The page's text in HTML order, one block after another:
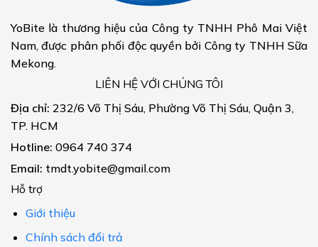
YoBite là thương hiệu của Công ty TNHH Phô Mai Việt
Nam, được phân phối độc quyền bởi Công ty TNHH Sữa
Mekong.
LIÊN HỆ VỚI CHÚNG TÔI
Địa chỉ: 232/6 Võ Thị Sáu, Phường Võ Thị Sáu, Quận 3,
TP. HCM
Hotline: 0964 740 374
Email: tmdt.yobite@gmail.com
Hỗ trợ
Giới thiệu
Chính sách đổi trả